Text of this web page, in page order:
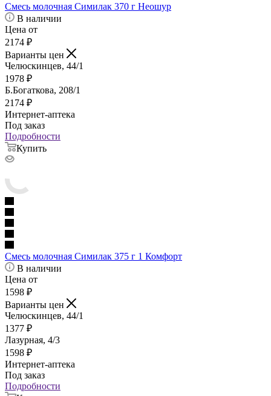
Смесь молочная Симилак 370 г Неошур
В наличии
Цена от
2174 ₽
Варианты цен
Челюскинцев, 44/1
1978 ₽
Б.Богаткова, 208/1
2174 ₽
Интернет-аптека
Под заказ
Подробности
Купить
Смесь молочная Симилак 375 г 1 Комфорт
В наличии
Цена от
1598 ₽
Варианты цен
Челюскинцев, 44/1
1377 ₽
Лазурная, 4/3
1598 ₽
Интернет-аптека
Под заказ
Подробности